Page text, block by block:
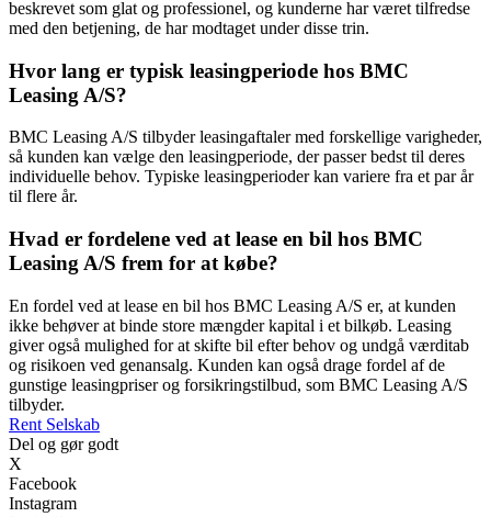
beskrevet som glat og professionel, og kunderne har været tilfredse
med den betjening, de har modtaget under disse trin.
Hvor lang er typisk leasingperiode hos BMC
Leasing A/S?
BMC Leasing A/S tilbyder leasingaftaler med forskellige varigheder,
så kunden kan vælge den leasingperiode, der passer bedst til deres
individuelle behov. Typiske leasingperioder kan variere fra et par år
til flere år.
Hvad er fordelene ved at lease en bil hos BMC
Leasing A/S frem for at købe?
En fordel ved at lease en bil hos BMC Leasing A/S er, at kunden
ikke behøver at binde store mængder kapital i et bilkøb. Leasing
giver også mulighed for at skifte bil efter behov og undgå værditab
og risikoen ved genansalg. Kunden kan også drage fordel af de
gunstige leasingpriser og forsikringstilbud, som BMC Leasing A/S
tilbyder.
Rent Selskab
Del og gør godt
X
Facebook
Instagram